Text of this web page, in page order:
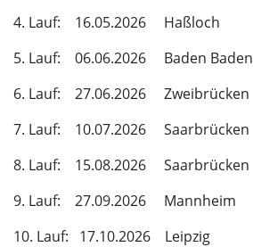
4. Lauf: 16.05.2026 Haßloch
5. Lauf: 06.06.2026 Baden Baden
6. Lauf: 27.06.2026 Zweibrücken
7. Lauf: 10.07.2026 Saarbrücken
8. Lauf: 15.08.2026 Saarbrücken
9. Lauf: 27.09.2026 Mannheim
10. Lauf: 17.10.2026 Leipzig